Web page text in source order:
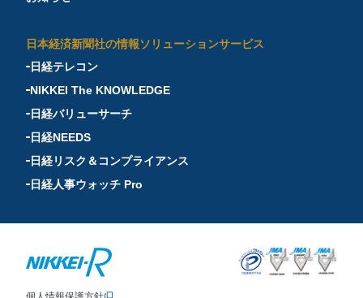
日本経済新聞社の情報ソリューションサービス
日経テレコン
NIKKEI The KNOWLEDGE
日経バリューサーチ
日経NEEDS
日経リスク＆コンプライアンス
日経人事ウォッチ Pro